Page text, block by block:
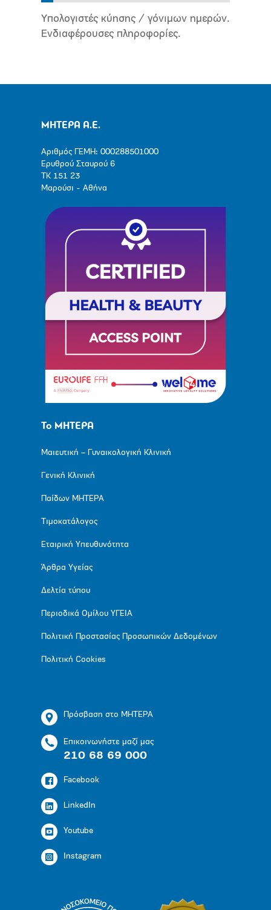
Υπολογιστές κύησης / γόνιμων ημερών.
Ενδιαφέρουσες πληροφορίες.
ΜΗΤΕΡΑ Α.Ε.
Αριθμός ΓΕΜΗ: 000288501000
Ερυθρού Σταυρού 6
ΤΚ 151 23
Μαρούσι - Αθήνα
Το ΜΗΤΕΡΑ
Μαιευτική – Γυναικολογική Κλινική
Γενική Κλινική
Παίδων ΜΗΤΕΡΑ
Τιμοκατάλογος
Εταιρική Υπευθυνότητα
Άρθρα Υγείας
Δελτία τύπου
Περιοδικά Ομίλου ΥΓΕΙΑ
Πολιτική Προστασίας Προσωπικών Δεδομένων
Πολιτική Cookies
Πρόσβαση στο ΜΗΤΕΡΑ
Επικοινωνήστε μαζί μας
210 68 69 000
Facebook
LinkedIn
Youtube
Instagram